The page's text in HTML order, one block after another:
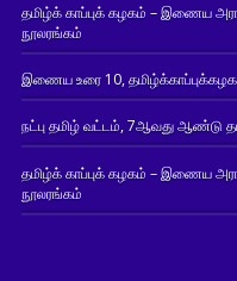
தமிழ்க் காப்புக் கழகம் – இணைய
நூலரங்கம்
இணைய உரை 10, தமிழ்க்காப்புக்கழகம்,
நட்பு தமிழ் வட்டம், 7ஆவது ஆண்டு
தமிழ்க் காப்புக் கழகம் – இணைய
நூலரங்கம்